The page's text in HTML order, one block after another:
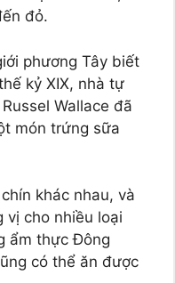
đỏ.
phương Tây biết
kỷ XIX, nhà tự
Wallace đã
món trứng sữa
khác nhau, và
cho nhiều loại
ẩm thực Đông
có thể ăn được